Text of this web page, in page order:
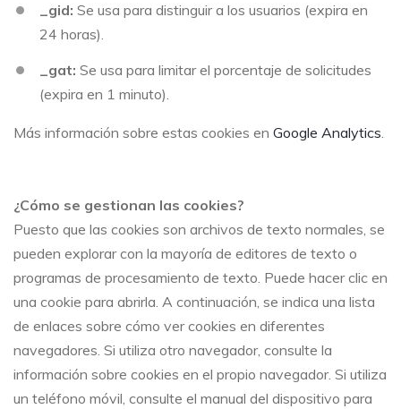
_gid: Se usa para distinguir a los usuarios (expira en
24 horas).
_gat: Se usa para limitar el porcentaje de solicitudes
(expira en 1 minuto).
Más información sobre estas cookies en Google Analytics.
¿Cómo se gestionan las cookies?
Puesto que las cookies son archivos de texto normales, se
pueden explorar con la mayoría de editores de texto o
programas de procesamiento de texto. Puede hacer clic en
una cookie para abrirla. A continuación, se indica una lista
de enlaces sobre cómo ver cookies en diferentes
navegadores. Si utiliza otro navegador, consulte la
información sobre cookies en el propio navegador. Si utiliza
un teléfono móvil, consulte el manual del dispositivo para